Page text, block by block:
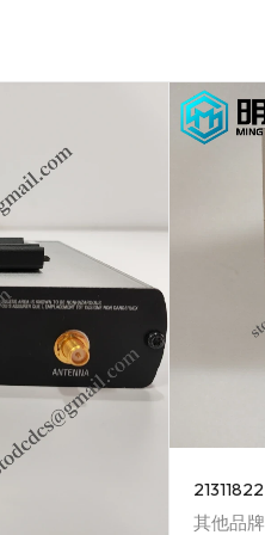
21311822
其他品牌